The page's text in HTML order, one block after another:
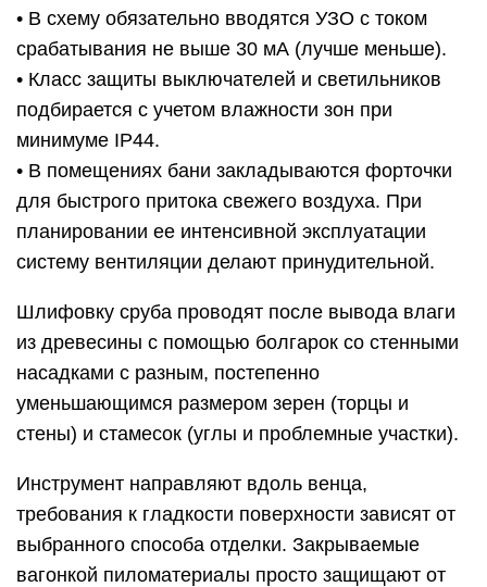
• В схему обязательно вводятся УЗО с током
срабатывания не выше 30 мА (лучше меньше).
• Класс защиты выключателей и светильников
подбирается с учетом влажности зон при
минимуме IP44.
• В помещениях бани закладываются форточки
для быстрого притока свежего воздуха. При
планировании ее интенсивной эксплуатации
систему вентиляции делают принудительной.
Шлифовку сруба проводят после вывода влаги
из древесины с помощью болгарок со стенными
насадками с разным, постепенно
уменьшающимся размером зерен (торцы и
стены) и стамесок (углы и проблемные участки).
Инструмент направляют вдоль венца,
требования к гладкости поверхности зависят от
выбранного способа отделки. Закрываемые
вагонкой пиломатериалы просто защищают от